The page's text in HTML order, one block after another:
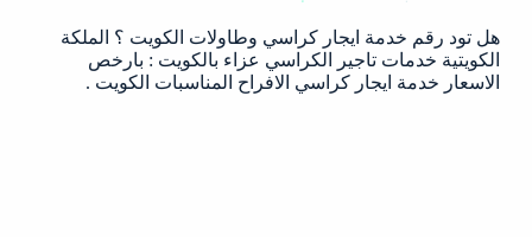
هل تود رقم خدمة ايجار كراسي وطاولات الكويت ؟ الملكة
الكويتية خدمات تاجير الكراسي عزاء بالكويت : بارخص
الاسعار خدمة ايجار كراسي الافراح المناسبات الكويت .